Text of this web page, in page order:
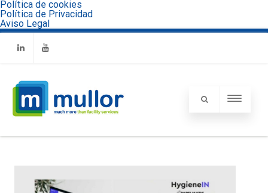
Política de cookies
Política de Privacidad
Aviso Legal
LinkedinYoutube